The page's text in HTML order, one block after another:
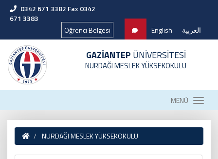
0342 671 3382 Fax 0342
671 3383
Öğrenci Belgesi
English العربية
GAZİANTEP ÜNİVERSİTESİ
NURDAĞI MESLEK YÜKSEKOKULU
MENÜ
NURDAĞI MESLEK YÜKSEKOKULU